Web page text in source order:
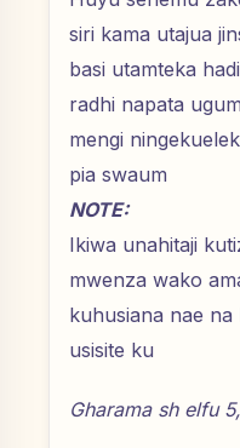
siri kama utajua
basi utamteka
radhi napata
mengi
pia swaum
NOTE:
Ikiwa unahitaji
mwenza wako
kuhusiana nae na
usisite ku
Gharama sh elfu